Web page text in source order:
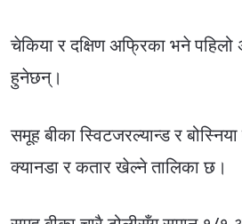
चेकिया र दक्षिण अफ्रिका भने
हुनेछन्।
समूह बीका स्विटजरल्यान्ड र
क्यानडा र कतार खेल्ने तालिका छ।